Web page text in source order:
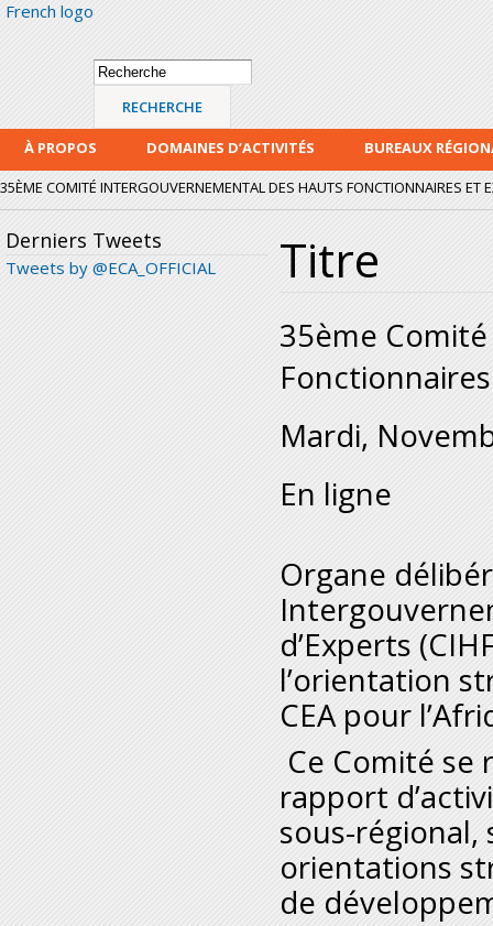
French logo
Formulaire de
recherche
Recherche
À PROPOS DOMAINES D’ACTIVITÉS
BUREAUX
35ÈME COMITÉ INTERGOUVERNEMENTAL DES HAUTS FONCTIONNAIRES ET
Derniers Tweets
Tweets by @ECA_OFFICIAL Titre
35ème
Mardi,
En ligne
Organe
d’Experts
l’orientation
CEA pour
Ce Comité
rapport
sous-régional,
orientations
de